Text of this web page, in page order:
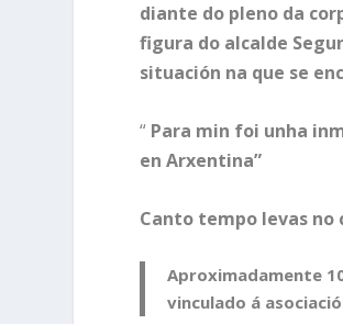
diante do pleno da
figura do alcalde
situación na que se
“ Para min foi unha
en Arxentina”
Canto tempo levas no
Aproximadamente
vinculado á